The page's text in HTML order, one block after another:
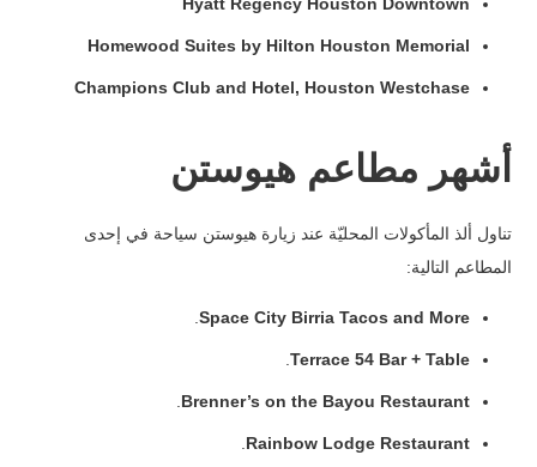
Homewood Suites by Hilton Houston Memorial
Champions Club and Hotel, Houston Westchase
أشهر مطاعم هيوستن
تناول ألذ المأكولات المحليّة عند زيارة هيوستن سياحة في إحدى
المطاعم التالية:
Space City Birria Tacos and More
Terrace 54 Bar + Table
Brenner’s on the Bayou Restaurant
Rainbow Lodge Restaurant